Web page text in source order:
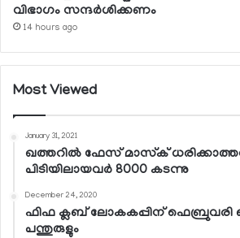
വിഭാഗം സന്ദര്‍ശിക്കണം
14 hours ago
Most Viewed
January 31, 2021
ഖത്തറില്‍ ഫേസ് മാസ്‌ക്
പിടിയിലായവര്‍ 8000 കടന്നു
December 24, 2020
ഫിഫ ക്ലബ് ലോകകപ്പിന് ഫെബ്രുവരി
പന്തുരുളും